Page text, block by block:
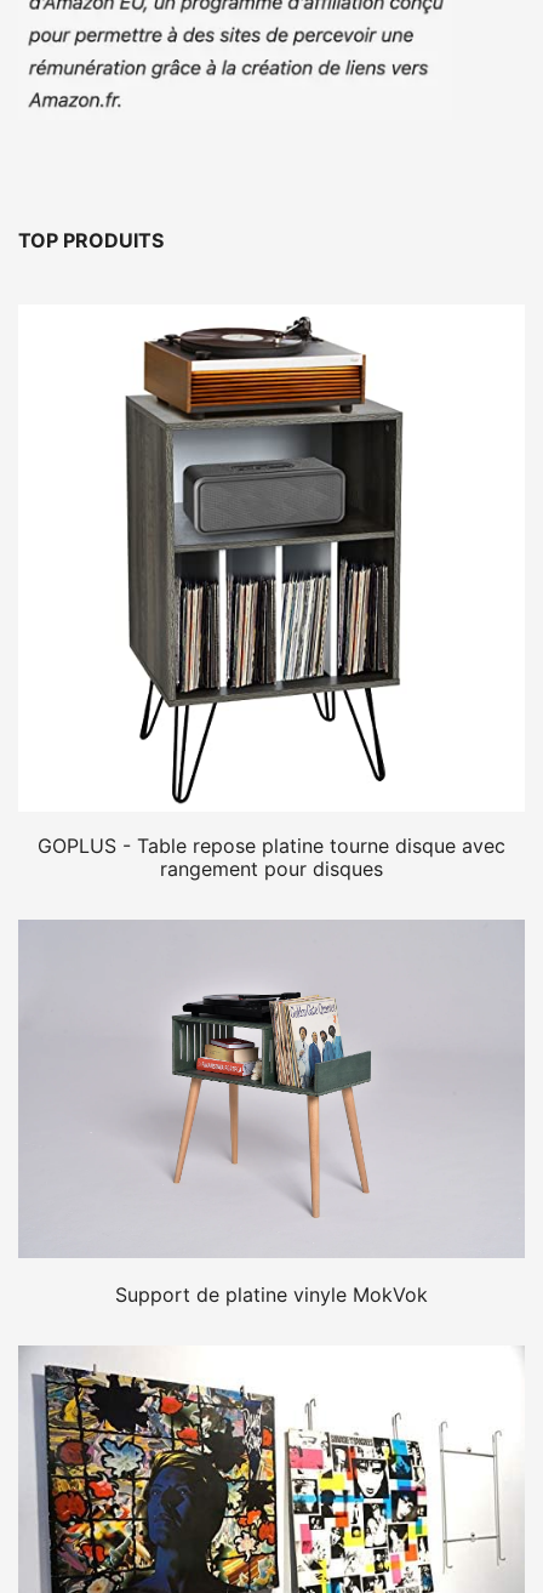
TOP PRODUITS
GOPLUS - Table repose platine tourne disque avec
rangement pour disques
Support de platine vinyle MokVok